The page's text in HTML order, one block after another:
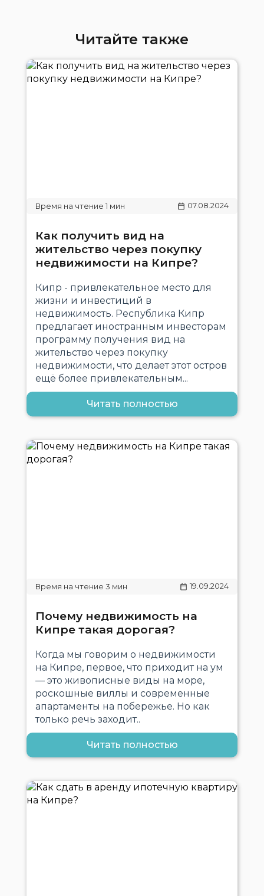
Читайте также
07.08.2024
Как получить вид на
жительство через покупку
недвижимости на Кипре?
Кипр - привлекательное место для
жизни и инвестиций в
недвижимость. Республика Кипр
предлагает иностранным инвесторам
программу получения вид на
жительство через покупку
недвижимости, что делает этот остров
ещё более привлекательным...
Читать полностью
19.09.2024
Почему недвижимость на
Кипре такая дорогая?
Когда мы говорим о недвижимости
на Кипре, первое, что приходит на ум
— это живописные виды на море,
роскошные виллы и современные
апартаменты на побережье. Но как
только речь заходит..
Читать полностью